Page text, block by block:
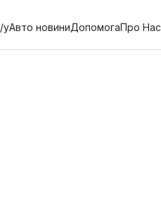
уАвто новиниДопомогаПро Нас